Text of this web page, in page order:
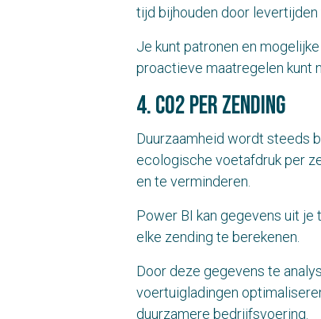
tijd bijhouden door
Je kunt patronen en
proactieve maatregelen kunt
4. CO2 per zending
Duurzaamheid wordt steeds
ecologische voetafdruk per
en te verminderen.
Power BI kan gegevens uit
elke zending te berekenen.
Door deze gegevens te
voertuigladingen
duurzamere bedrijfsvoering.